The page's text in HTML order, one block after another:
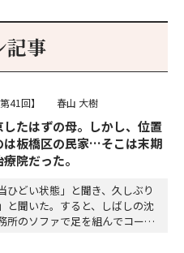
記事
第41回】 春山 大樹
たはずの母。しかし、位置
は板橋区の民家…そこは末期
院だった。
ひどい状態」と聞き、久しぶり
と聞いた。すると、しばしの沈
のソファで足を組んでコーヒ